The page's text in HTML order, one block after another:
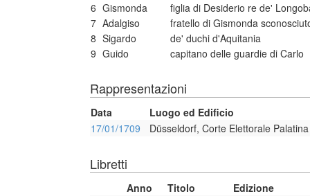
6 Gismonda
figlia di Desiderio re de'
7 Adalgiso
fratello di Gismonda
8 Sigardo
de' duchi d'Aquitania
9 Guido capitano delle guardie di Carlo
Rappresentazioni
Data
Luogo ed Edificio
17/01/1709
Düsseldorf, Corte Elettorale Palatina
Libretti
Anno Titolo
Edizione